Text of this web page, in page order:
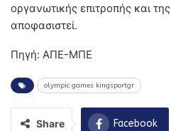
οργανωτικής επιτροπής και
αποφασιστεί.
Πηγή: ΑΠΕ-ΜΠΕ
olympic games kingsportgr
Share Facebook